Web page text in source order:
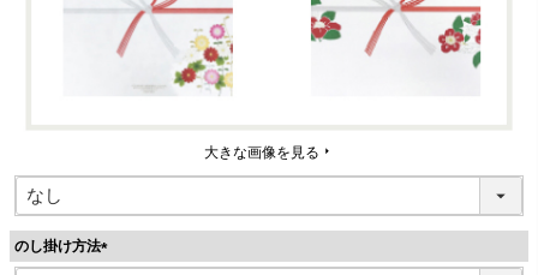
大きな画像を見る
のし掛け方法